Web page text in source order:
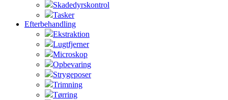
Skadedyrskontrol
Tasker
Efterbehandling
Ekstraktion
Lugtfjerner
Microskop
Opbevaring
Strygeposer
Trimning
Tørring